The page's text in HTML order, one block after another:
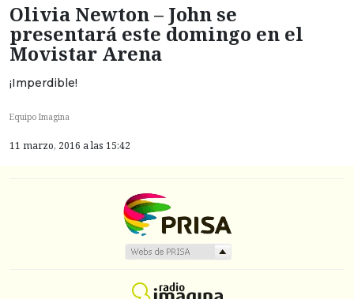
Olivia Newton – John se
presentará este domingo en el
Movistar Arena
¡Imperdible!
Equipo Imagina
11 marzo, 2016 a las 15:42